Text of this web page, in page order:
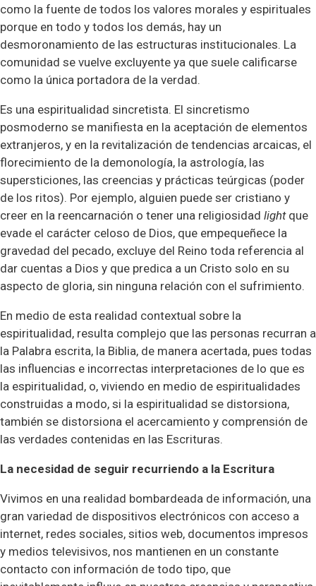
como la fuente de todos los valores morales y espirituales
porque en todo y todos los demás, hay un
desmoronamiento de las estructuras institucionales. La
comunidad se vuelve excluyente ya que suele calificarse
como la única portadora de la verdad.
Es una espiritualidad sincretista. El sincretismo
posmoderno se manifiesta en la aceptación de elementos
extranjeros, y en la revitalización de tendencias arcaicas, el
florecimiento de la demonología, la astrología, las
supersticiones, las creencias y prácticas teúrgicas (poder
de los ritos). Por ejemplo, alguien puede ser cristiano y
creer en la reencarnación o tener una religiosidad lightque
evade el carácter celoso de Dios, que empequeñece la
gravedad del pecado, excluye del Reino toda referencia al
dar cuentas a Dios y que predica a un Cristo solo en su
aspecto de gloria, sin ninguna relación con el sufrimiento.
En medio de esta realidad contextual sobre la
espiritualidad, resulta complejo que las personas recurran a
la Palabra escrita, la Biblia, de manera acertada, pues todas
las influencias e incorrectas interpretaciones de lo que es
la espiritualidad, o, viviendo en medio de espiritualidades
construidas a modo, si la espiritualidad se distorsiona,
también se distorsiona el acercamiento y comprensión de
las verdades contenidas en las Escrituras.
La necesidad de seguir recurriendo a la Escritura
Vivimos en una realidad bombardeada de información, una
gran variedad de dispositivos electrónicos con acceso a
internet, redes sociales, sitios web, documentos impresos
y medios televisivos, nos mantienen en un constante
contacto con información de todo tipo, que